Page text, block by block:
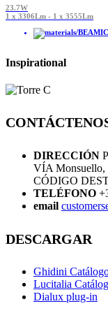
23.7W
1 x 3306Lm - 1 x 3555Lm
Inspirational
DIRECCIÓN
VÍA Monsuello,
CÓDIGO
TELÉFONO
email
DESCARGAR
Ghidini
Lucitalia
Dialux plug-in